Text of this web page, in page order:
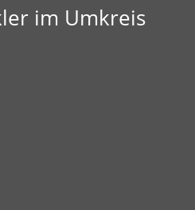
im Umkreis